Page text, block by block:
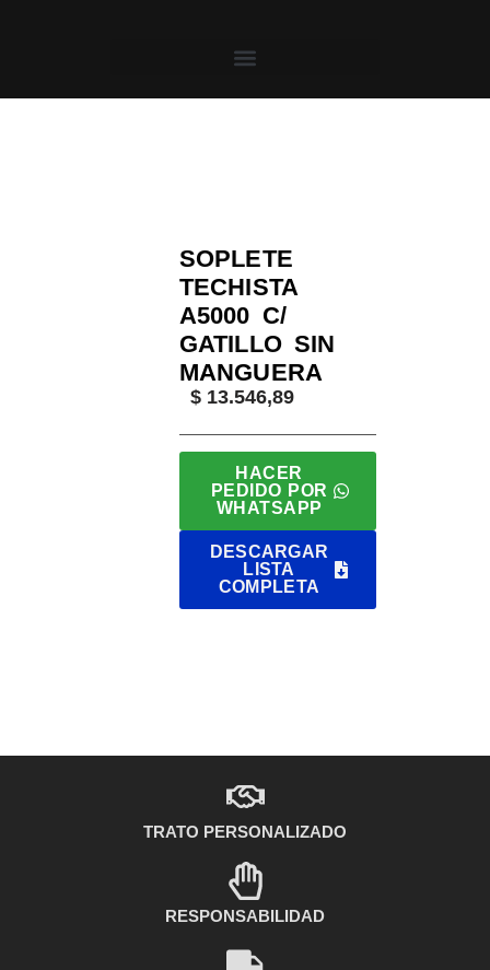
SOPLETE
TECHISTA
A5000 C/
GATILLO SIN
MANGUERA
$ 13.546,89
HACER
PEDIDO POR
WHATSAPP
DESCARGAR
LISTA
COMPLETA
TRATO PERSONALIZADO
RESPONSABILIDAD